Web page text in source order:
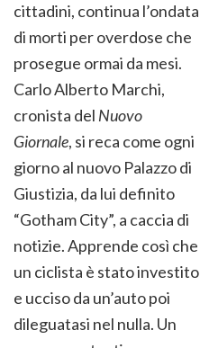
cittadini, continua l’ondata
di morti per overdose che
prosegue ormai da mesi.
Carlo Alberto Marchi,
cronista del Nuovo
Giornale, si reca come ogni
giorno al nuovo Palazzo di
Giustizia, da lui definito
“Gotham City”, a caccia di
notizie. Apprende così che
un ciclista è stato investito
e ucciso da un’auto poi
dileguatasi nel nulla. Un